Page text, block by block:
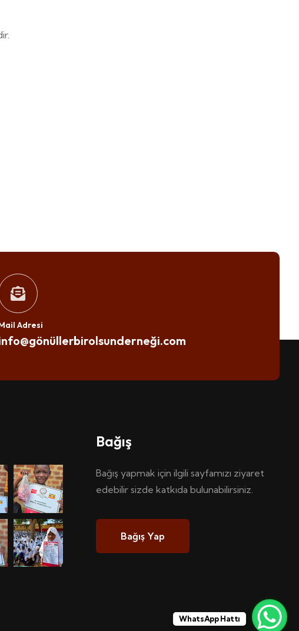
Adresi
Bağış
Bağış yapmak için ilgili sayfamızı ziyaret
edebilir sizde katkıda bulunabilirsiniz.
Bağış Yap
WhatsApp Hattı